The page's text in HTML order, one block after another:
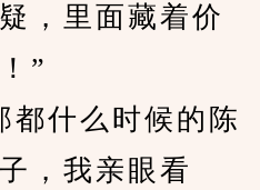
，里面藏着价
”
什么时候的陈
，我亲眼看